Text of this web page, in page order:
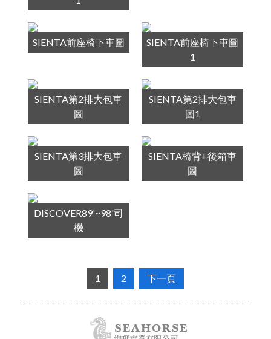
SIENTA前座椅下車圖
SIENTA前座椅下車圖
1
SIENTA第2排大包車
圖
SIENTA第2排大包車
圖1
SIENTA第3排大包車
圖
SIENTA椅背+後箱車
圖
DISCOVER89'~98'司
機
1 2 下一頁